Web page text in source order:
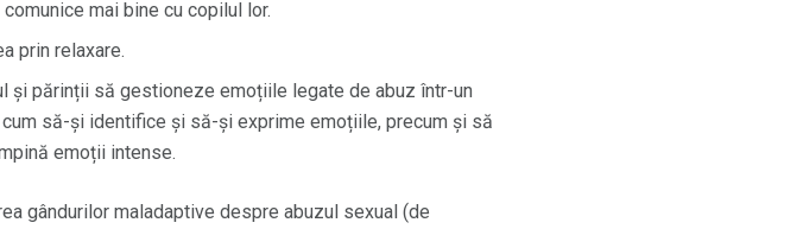
mai bine cu copilul lor.
prin relaxare.
și părinții să gestioneze emoțiile legate de abuz într-un
să-și identifice și să-și exprime emoțiile, precum și să
emoții intense.
gândurilor maladaptive despre abuzul sexual (de